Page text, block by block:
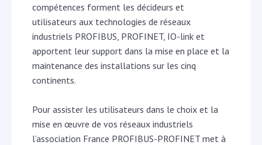
compétences forment les décideurs et
utilisateurs aux technologies de réseaux
industriels PROFIBUS, PROFINET, IO-link et
apportent leur support dans la mise en place et la
maintenance des installations sur les cinq
continents.
Pour assister les utilisateurs dans le choix et la
mise en œuvre de vos réseaux industriels
l’association France PROFIBUS-PROFINET met à